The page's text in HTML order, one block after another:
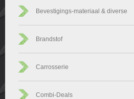
Bevestigings-materiaal & diverse
Brandstof
Carrosserie
Combi-Deals